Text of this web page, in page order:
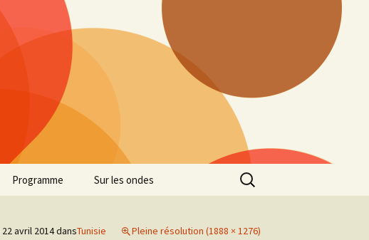
Programme Sur les ondes
Rechercher :
22 avril 2014dansTunisie Pleine résolution (1888 × 1276)